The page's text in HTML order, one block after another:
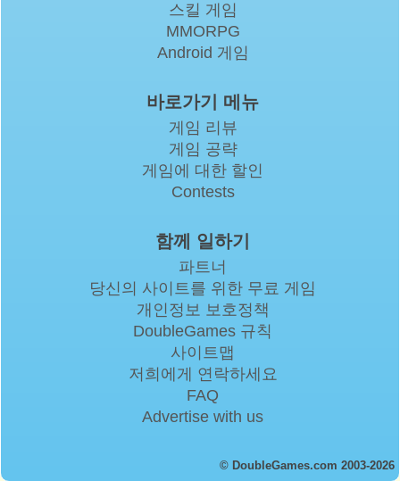
스킬 게임
MMORPG
Android 게임
바로가기 메뉴
게임 리뷰
게임 공략
게임에 대한 할인
Contests
함께 일하기
파트너
당신의 사이트를 위한 무료 게임
개인정보 보호정책
DoubleGames 규칙
사이트맵
저희에게 연락하세요
FAQ
Advertise with us
© DoubleGames.com 2003-2026